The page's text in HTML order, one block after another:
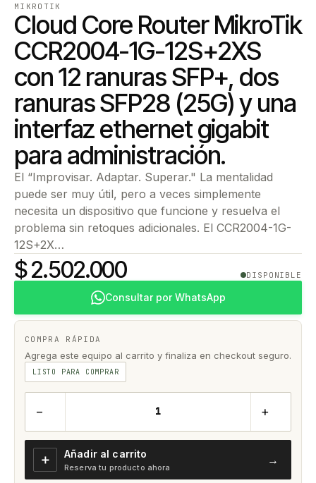
MIKROTIK
Cloud Core Router MikroTik
CCR2004-1G-12S+2XS
con 12 ranuras SFP+, dos
ranuras SFP28 (25G) y una
interfaz ethernet gigabit
para administración.
El “Improvisar. Adaptar. Superar." La mentalidad
puede ser muy útil, pero a veces simplemente
necesita un dispositivo que funcione y resuelva el
problema sin retoques adicionales. El CCR2004-1G-
12S+2X…
$ 2.502.000 DISPONIBLE
Consultar por WhatsApp
COMPRA RÁPIDA
Agrega este equipo al carrito y finaliza en checkout seguro.
LISTO PARA COMPRAR
− +
＋ Añadir al carrito
Reserva tu producto ahora
→